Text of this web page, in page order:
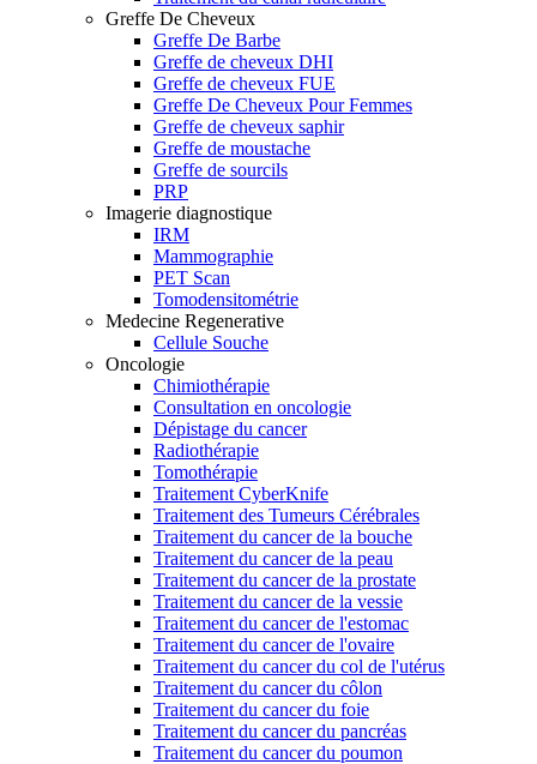
Greffe De Cheveux
Greffe De Barbe
Greffe de cheveux DHI
Greffe de cheveux FUE
Greffe De Cheveux Pour Femmes
Greffe de cheveux saphir
Greffe de moustache
Greffe de sourcils
PRP
Imagerie diagnostique
IRM
Mammographie
PET Scan
Tomodensitométrie
Medecine Regenerative
Cellule Souche
Oncologie
Chimiothérapie
Consultation en oncologie
Dépistage du cancer
Radiothérapie
Tomothérapie
Traitement CyberKnife
Traitement des Tumeurs Cérébrales
Traitement du cancer de la bouche
Traitement du cancer de la peau
Traitement du cancer de la prostate
Traitement du cancer de la vessie
Traitement du cancer de l'estomac
Traitement du cancer de l'ovaire
Traitement du cancer du col de l'utérus
Traitement du cancer du côlon
Traitement du cancer du foie
Traitement du cancer du pancréas
Traitement du cancer du poumon